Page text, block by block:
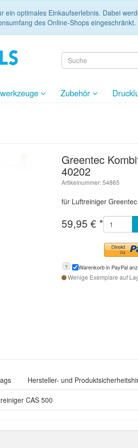
ein optimales Einkaufserlebnis. Dabei
des Online-Shops eingeschränkt.
Zubehör
Greentec
40202
Artikelnummer: 54865
für Luftreiniger
59,95 € *
? Warenkorb in PayPal
Wenige Exemplare auf
Hersteller- und
CAS 500